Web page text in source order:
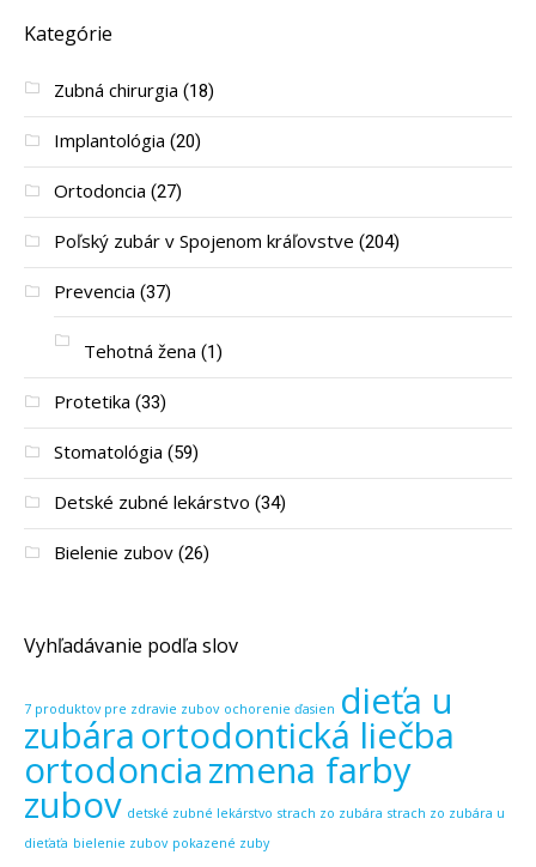
Kategórie
Zubná chirurgia (18)
Implantológia (20)
Ortodoncia (27)
Poľský zubár v Spojenom kráľovstve (204)
Prevencia (37)
Tehotná žena (1)
Protetika (33)
Stomatológia (59)
Detské zubné lekárstvo (34)
Bielenie zubov (26)
Vyhľadávanie podľa slov
7 produktov pre zdravie zubov ochorenie ďasien dieťa u
zubára ortodontická liečba
ortodonciazmena farby
zubov detské zubné lekárstvo strach zo zubára strach zo zubára u
dieťaťa bielenie zubov pokazené zuby